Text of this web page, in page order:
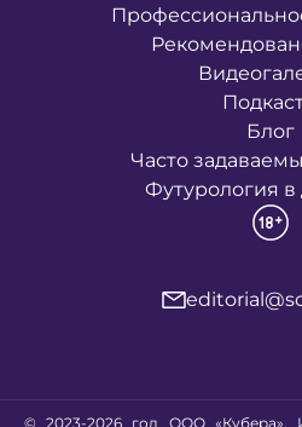
Блог
Часто
Футурология в
© 2023-2026 год ООО «Кубера».